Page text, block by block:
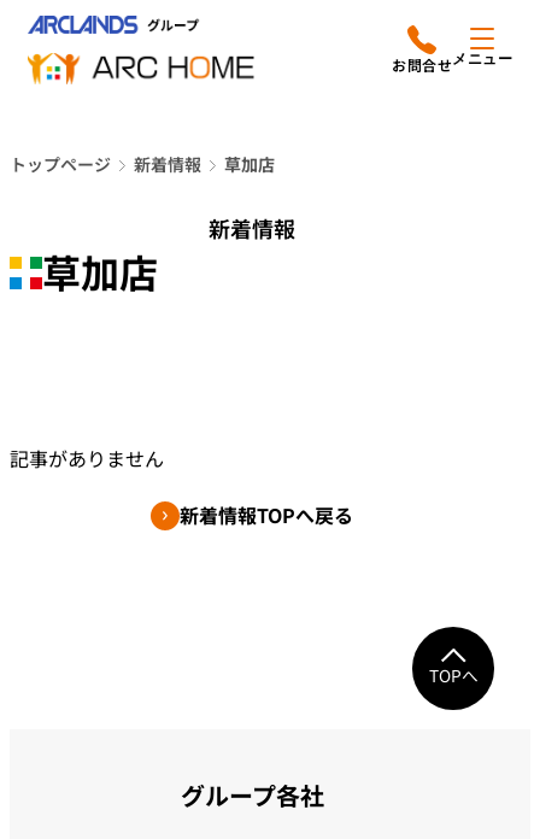
ッ
アークホームについて
施工事例
店舗案内
オーナー向け会員サービス
よくあるご質問
採用情報はこちら
メニュー
営業時間は
平日9時から18時までと
電話をかける
トップページ 新着情報 草加店
新着情報
草加店
記事がありません
新着情報TOPへ戻る
TOPへ
グループ各社